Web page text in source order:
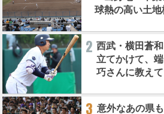
球熱の高い土地
2 西武・横田蒼
立てかけて、
巧さんに教え
3 意外なあの県